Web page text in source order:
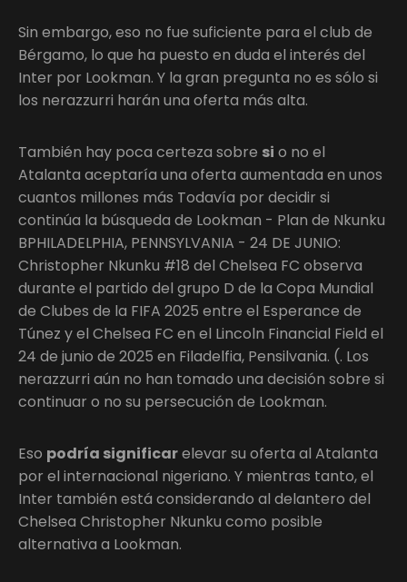
Sin embargo, eso no fue suficiente para el club de
Bérgamo, lo que ha puesto en duda el interés del
Inter por Lookman. Y la gran pregunta no es sólo si
los nerazzurri harán una oferta más alta.
También hay poca certeza sobre si o no el
Atalanta aceptaría una oferta aumentada en unos
cuantos millones más Todavía por decidir si
continúa la búsqueda de Lookman - Plan de Nkunku
BPHILADELPHIA, PENNSYLVANIA - 24 DE JUNIO:
Christopher Nkunku #18 del Chelsea FC observa
durante el partido del grupo D de la Copa Mundial
de Clubes de la FIFA 2025 entre el Esperance de
Túnez y el Chelsea FC en el Lincoln Financial Field el
24 de junio de 2025 en Filadelfia, Pensilvania. (. Los
nerazzurri aún no han tomado una decisión sobre si
continuar o no su persecución de Lookman.
Eso podría significarelevar su oferta al Atalanta
por el internacional nigeriano. Y mientras tanto, el
Inter también está considerando al delantero del
Chelsea Christopher Nkunku como posible
alternativa a Lookman.